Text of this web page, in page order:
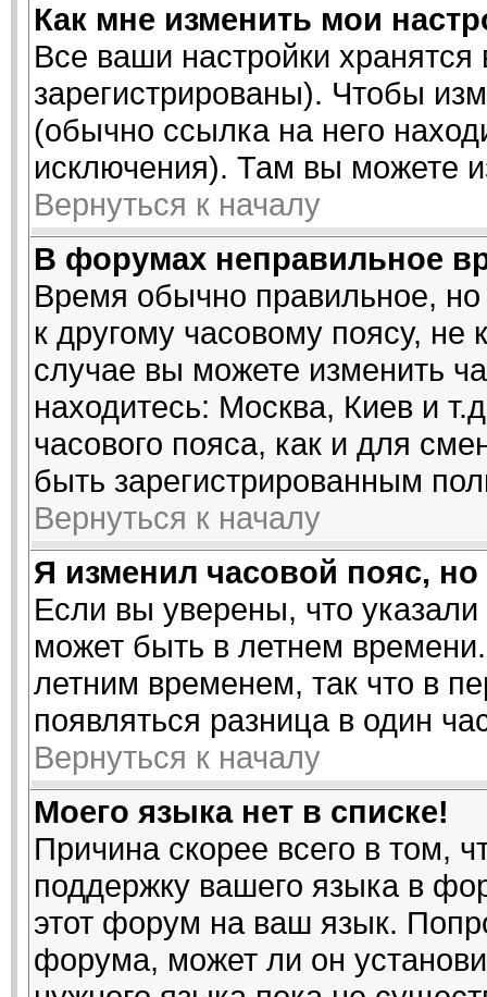
Как мне изменить мои
Все ваши настройки
зарегистрированы). Чтобы
(обычно ссылка на него
исключения). Там вы можете
Вернуться к началу
В форумах неправильное
Время обычно правильное,
к другому часовому поясу, не
случае вы можете изменить
находитесь: Москва, Киев и
часового пояса, как и для
быть зарегистрированным
Вернуться к началу
Я изменил часовой пояс,
Если вы уверены, что
может быть в летнем
летним временем, так что в
появляться разница в один
Вернуться к началу
Моего языка нет в списке!
Причина скорее всего в том,
поддержку вашего языка в
этот форум на ваш язык.
форума, может ли он